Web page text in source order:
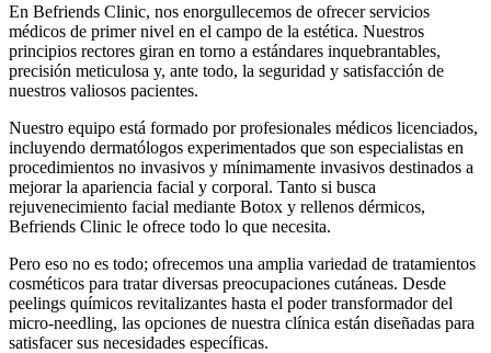
En Befriends Clinic, nos enorgullecemos de ofrecer servicios
médicos de primer nivel en el campo de la estética. Nuestros
principios rectores giran en torno a estándares inquebrantables,
precisión meticulosa y, ante todo, la seguridad y satisfacción de
nuestros valiosos pacientes.
Nuestro equipo está formado por profesionales médicos licenciados,
incluyendo dermatólogos experimentados que son especialistas en
procedimientos no invasivos y mínimamente invasivos destinados a
mejorar la apariencia facial y corporal. Tanto si busca
rejuvenecimiento facial mediante Botox y rellenos dérmicos,
Befriends Clinic le ofrece todo lo que necesita.
Pero eso no es todo; ofrecemos una amplia variedad de tratamientos
cosméticos para tratar diversas preocupaciones cutáneas. Desde
peelings químicos revitalizantes hasta el poder transformador del
micro-needling, las opciones de nuestra clínica están diseñadas para
satisfacer sus necesidades específicas.